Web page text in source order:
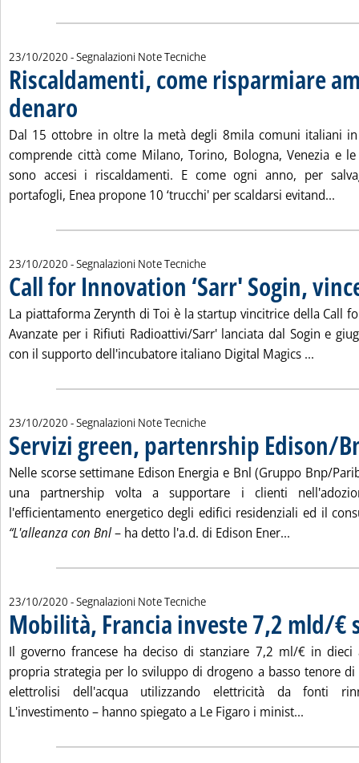
23/10/2020 - Segnalazioni Note Tecniche
Riscaldamenti, come risparmiare
denaro . Pubblicata venerdì 23 ottobre 2020 alle 11.9.
Dal 15 ottobre in oltre la metà degli 8mila comuni italiani in
comprende città come Milano, Torino, Bologna, Venezia e
sono accesi i riscaldamenti. E come ogni anno, per
portafogli, Enea propone 10 ‘trucchi' per scaldarsi evitand...
23/10/2020 - Segnalazioni Note Tecniche
Call for Innovation ‘Sarr' Sogin,
. Pubblicata venerdì 23 ottobre 2020 alle 11.8.
La piattaforma Zerynth di Toi è la startup vincitrice della Call
Avanzate per i Rifiuti Radioattivi/Sarr' lanciata dal Sogin e
con il supporto dell'incubatore italiano Digital Magics ...
23/10/2020 - Segnalazioni Note Tecniche
Servizi green, partenrship Edison/
Nelle scorse settimane Edison Energia e Bnl (Gruppo Bnp/
una partnership volta a supportare i clienti
l'efficientamento energetico degli edifici residenziali ed il
“L'alleanza con Bnl– ha detto l'a.d. di Edison Ener...
23/10/2020 - Segnalazioni Note Tecniche
Mobilità, Francia investe 7,2 mld/€
. Pubblicata venerdì 23 ottobre 2020 alle 11.7.
Il governo francese ha deciso di stanziare 7,2 ml/€ in dieci
propria strategia per lo sviluppo di drogeno a basso tenore
elettrolisi dell'acqua utilizzando elettricità da fonti
L'investimento – hanno spiegato a Le Figaro i minist...